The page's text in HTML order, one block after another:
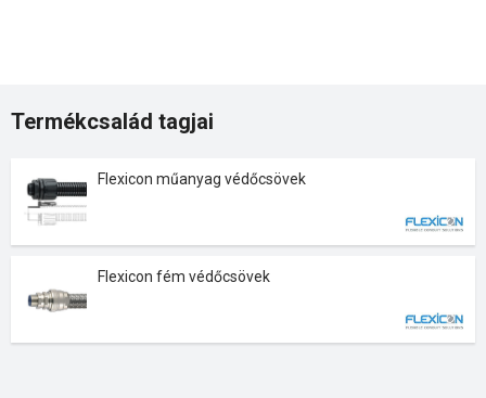
Termékcsalád tagjai
Flexicon műanyag védőcsövek
Flexicon fém védőcsövek